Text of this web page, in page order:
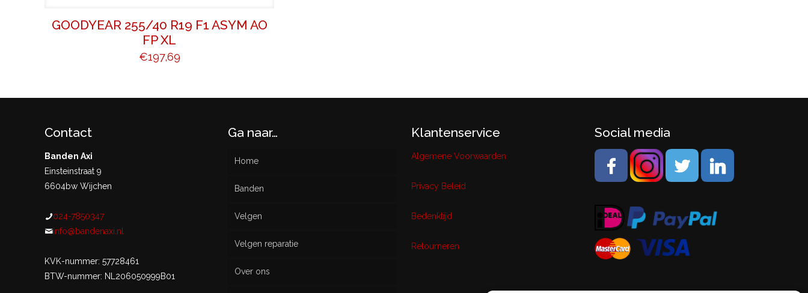
GOODYEAR 255/40 R19 F1 ASYM AO
FP XL
€197,69
Contact
Banden Axi
Einsteinstraat 9
6604bw Wijchen
024-7850347
info@bandenaxi.nl
KVK-nummer: 57728461
BTW-nummer: NL206050999B01
Ga naar…
Home
Banden
Nieuw
Gebruikt
Velgen
Velgen reparatie
Over ons
Klantenservice
Algemene Voorwaarden
Privacy Beleid
Bedenktijd
Retourneren
Social media